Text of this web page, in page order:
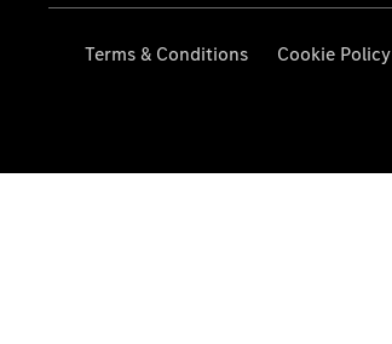
Terms & Conditions Cookie Policy